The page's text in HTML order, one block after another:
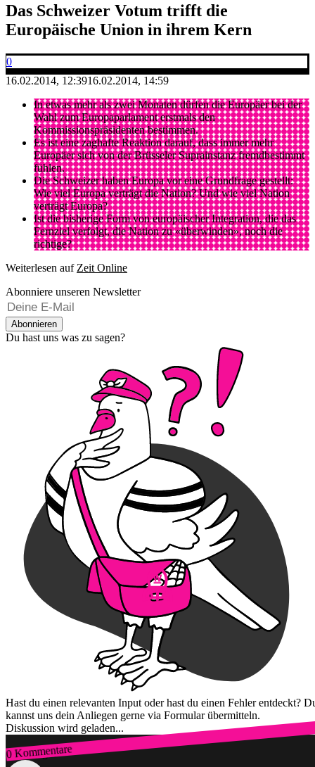
Das Schweizer Votum trifft die
Europäische Union in ihrem Kern
0
16.02.2014, 12:3916.02.2014, 14:59
In etwas mehr als zwei Monaten dürfen die Europäer bei der
Wahl zum Europaparlament erstmals den
Kommissionspräsidenten bestimmen.
Es ist eine zaghafte Reaktion darauf, dass immer mehr
Europäer sich von der Brüsseler Suprainstanz fremdbestimmt
fühlen.
Die Schweizer haben Europa vor eine Grundfrage gestellt:
Wie viel Europa verträgt die Nation? Und wie viel Nation
verträgt Europa?
Ist die bisherige Form von europäischer Integration, die das
Fernziel verfolgt, die Nation zu «überwinden», noch die
richtige?
Weiterlesen auf Zeit Online
Abonniere unseren Newsletter
Abonnieren
Du hast uns was zu sagen?
Hast du einen relevanten Input oder hast du einen Fehler entdeckt?
kannst uns dein Anliegen gerne via Formular übermitteln.
Diskussion wird geladen...
0 Kommentare
Zum Login